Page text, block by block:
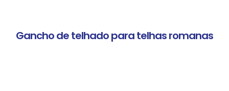
Gancho de telhado para telhas romanas